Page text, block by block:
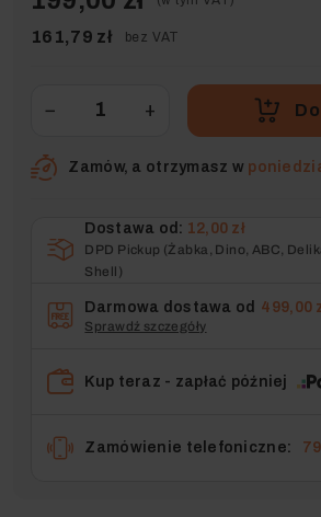
161,79 zł bez VAT
− +
Zamów, a otrzymasz w
Dostawa od: 12,00 zł
DPD Pickup (Żabka, Dino, ABC,
Shell)
Darmowa dostawa od 499,00
Sprawdź szczegóły
Kup teraz - zapłać później
Zamówienie telefoniczne: